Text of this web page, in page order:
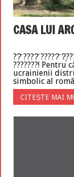
CASA LUI
??̆ ????̆ ?????̆
???????! Pentru
ucrainienii
simbolic al
CITEȘTE MAI